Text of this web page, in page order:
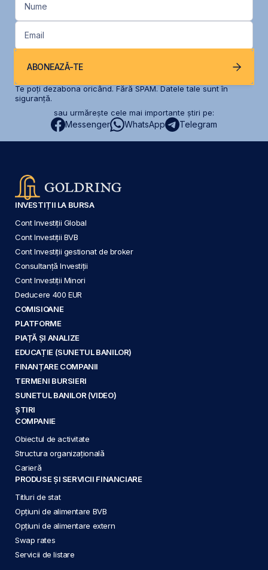
Nume
Email
ABONEAZĂ-TE
Te poți dezabona oricând. Fără SPAM. Datele tale sunt în
siguranță.
sau urmărește cele mai importante știri pe:
Messenger WhatsApp Telegram
INVESTIȚII LA BURSA
Cont Investiții Global
Cont Investiții BVB
Cont Investiții gestionat de broker
Consultanță Investiții
Cont Investiții Minori
Deducere 400 EUR
COMISIOANE
PLATFORME
PIAȚĂ ȘI ANALIZE
EDUCAȚIE (SUNETUL BANILOR)
FINANȚARE COMPANII
TERMENI BURSIERI
SUNETUL BANILOR (VIDEO)
ȘTIRI
COMPANIE
Obiectul de activitate
Structura organizațională
Carieră
PRODUSE ȘI SERVICII FINANCIARE
Titluri de stat
Opțiuni de alimentare BVB
Opțiuni de alimentare extern
Swap rates
Servicii de listare